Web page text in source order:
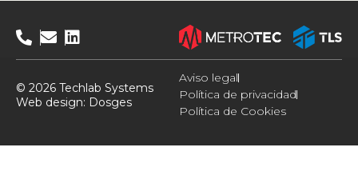
© 2026 Techlab Systems
Web design: Dosges
Aviso legal
Política de privacidad
Política de Cookies